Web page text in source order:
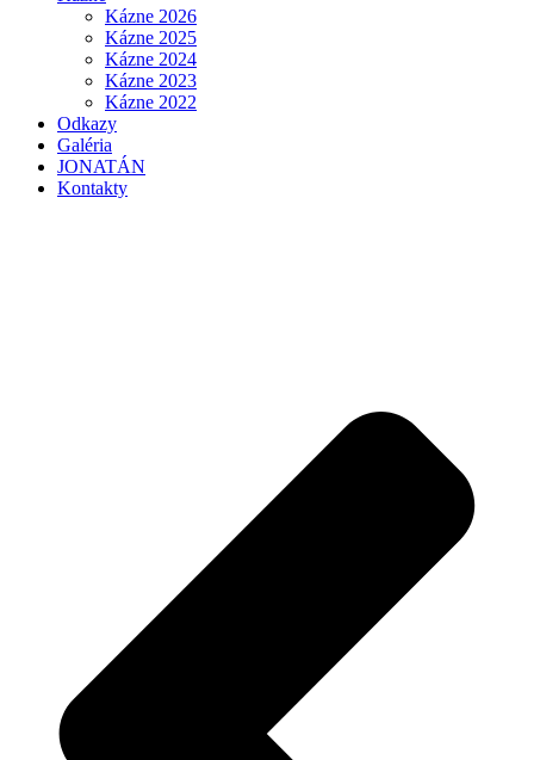
Kázne 2026
Kázne 2025
Kázne 2024
Kázne 2023
Kázne 2022
Odkazy
Galéria
JONATÁN
Kontakty